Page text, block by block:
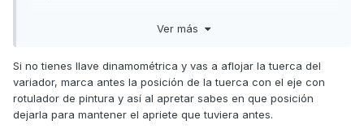
mayor problema, de ahi en adelante se "complica".
sacando la tapa, podria ver algo de lo que indicas?
a la polea del eje he visto sacarla para hacer el cambio de
correa, no es dificil, pero no se si complejo de apretar bien
luego o no, aparte de tener la llave (q es grande).
Ver más
Si no tienes llave dinamométrica y vas a aflojar la tuerca del
variador, marca antes la posición de la tuerca con el eje con
rotulador de pintura y así al apretar sabes en que posición
dejarla para mantener el apriete que tuviera antes.